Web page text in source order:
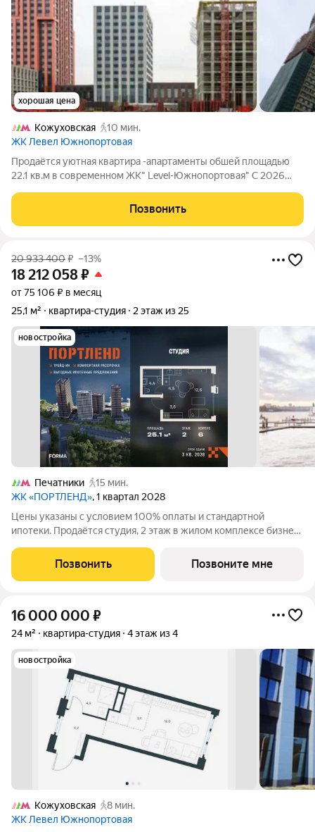
хорошая цена
Кожуховская
10 мин.
ЖК Левел Южнопортовая
Продаётся уютная квартира -апартаменты обшей площадью
22.1 кв.м в современном ЖК" Level-Южнопортовая" С 2026
(Постановление 4-П от 3 февраля 2026г. Конституционного
суда России), вы сможете
Позвонить
20 933 400₽ –13%
18 212 058₽
от 75 106 ₽ в месяц
25,1 м²
квартира-студия 2 этаж из 25
новостройка
Печатники
15 мин.
ЖК «ПОРТЛЕНД», 1 квартал 2028
Цены указаны с условием 100% оплаты и стандартной
ипотеки. Продаётся студия, 2 этаж в жилом комплексе бизнес-
берегу Москвы-реки в северной части района Печатники в
акватории Южного речного порта.
Позвонить Позвоните мне
16 000 000 ₽
24 м² квартира-студия 4 этаж из 4
новостройка
Кожуховская
8 мин.
ЖК Левел Южнопортовая